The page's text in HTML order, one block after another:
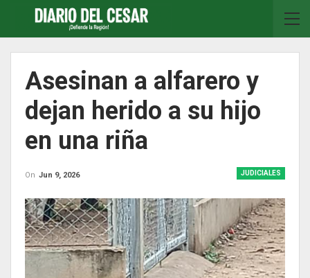
Asesinan a alfarero y
dejan herido a su hijo
en una riña
JUDICIALES
On Jun 9, 2026